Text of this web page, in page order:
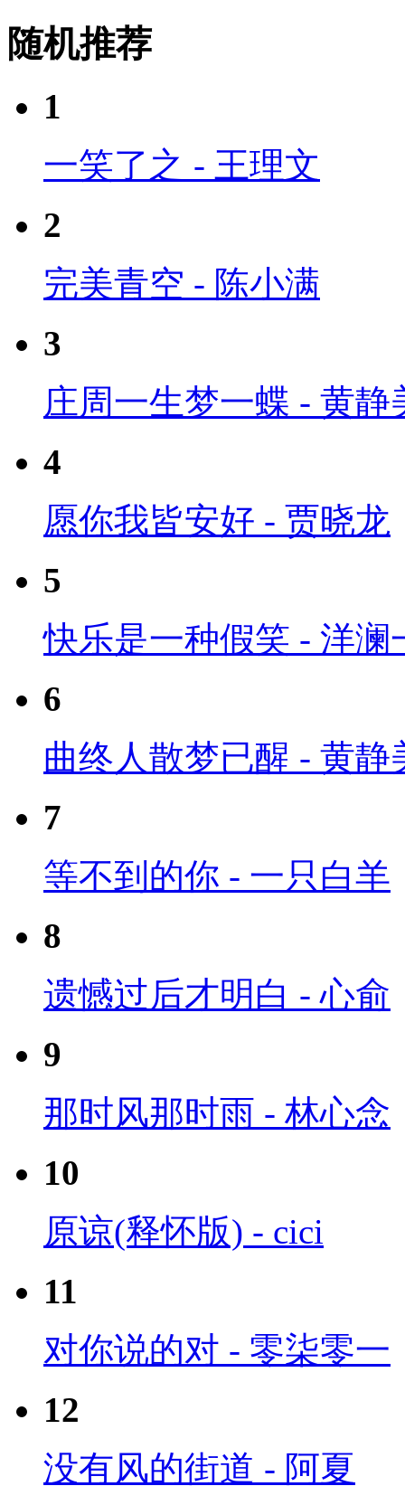
随机推荐
1
一笑了之 - 王理文
2
完美青空 - 陈小满
3
庄周一生梦一蝶 - 黄静
4
愿你我皆安好 - 贾晓龙
5
快乐是一种假笑 - 洋澜
6
曲终人散梦已醒 - 黄静
7
等不到的你 - 一只白羊
8
遗憾过后才明白 - 心俞
9
那时风那时雨 - 林心念
10
原谅(释怀版) - cici
11
对你说的对 - 零柒零一
12
没有风的街道 - 阿夏